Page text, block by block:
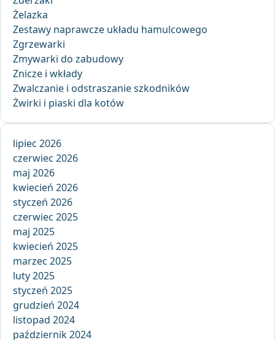
Żelazka
Zestawy naprawcze układu hamulcowego
Zgrzewarki
Zmywarki do zabudowy
Znicze i wkłady
Zwalczanie i odstraszanie szkodników
Żwirki i piaski dla kotów
lipiec 2026
czerwiec 2026
maj 2026
kwiecień 2026
styczeń 2026
czerwiec 2025
maj 2025
kwiecień 2025
marzec 2025
luty 2025
styczeń 2025
grudzień 2024
listopad 2024
październik 2024